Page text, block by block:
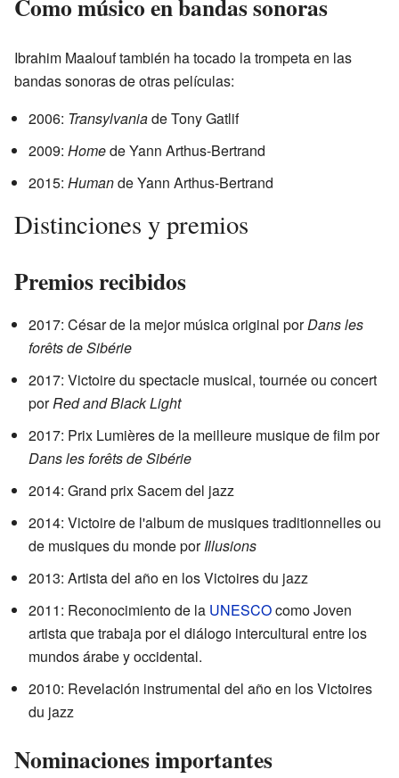
Como músico en bandas sonoras
Ibrahim Maalouf también ha tocado la trompeta en las
bandas sonoras de otras películas:
2006: Transylvaniade Tony Gatlif
2009: Homede Yann Arthus-Bertrand
2015: Humande Yann Arthus-Bertrand
Distinciones y premios
Premios recibidos
2017: César de la mejor música original porDans les
forêts de Sibérie
2017: Victoire du spectacle musical, tournée ou concert
porRed and Black Light
2017: Prix Lumières de la meilleure musique de film por
Dans les forêts de Sibérie
2014: Grand prix Sacem del jazz
2014: Victoire de l'album de musiques traditionnelles ou
de musiques du monde porIllusions
2013: Artista del año en los Victoires du jazz
2011: Reconocimiento de la UNESCOcomo Joven
artista que trabaja por el diálogo intercultural entre los
mundos árabe y occidental.
2010: Revelación instrumental del año en los Victoires
du jazz
Nominaciones importantes